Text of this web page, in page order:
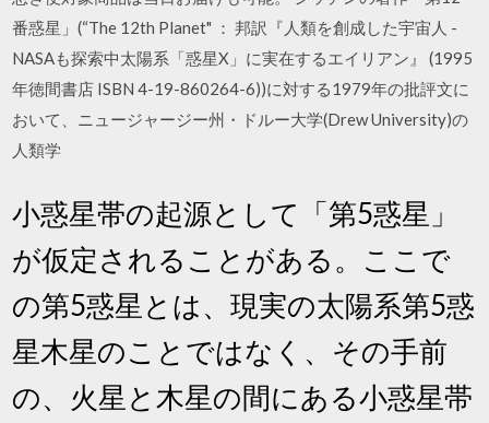
番惑星」(“The 12th Planet" ： 邦訳『人類を創成した宇宙人 -
NASAも探索中太陽系「惑星X」に実在するエイリアン』 (1995
年徳間書店 ISBN 4-19-860264-6))に対する1979年の批評文に
おいて、ニュージャージー州・ドルー大学(Drew University)の
人類学
小惑星帯の起源として「第5惑星」
が仮定されることがある。ここで
の第5惑星とは、現実の太陽系第5惑
星木星のことではなく、その手前
の、火星と木星の間にある小惑星帯